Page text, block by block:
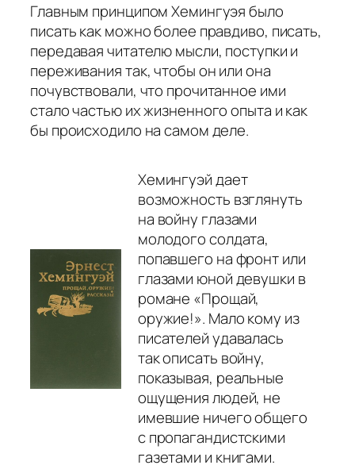
Главным принципом Хемингуэя было
писать как можно более правдиво, писать,
передавая читателю мысли, поступки и
переживания так, чтобы он или она
почувствовали, что прочитанное ими
стало частью их жизненного опыта и как
бы происходило на самом деле.
Хемингуэй дает
возможность взглянуть
на войну глазами
молодого солдата,
попавшего на фронт или
глазами юной девушки в
романе «Прощай,
оружие!». Мало кому из
писателей удавалась
так описать войну,
показывая, реальные
ощущения людей, не
имевшие ничего общего
с пропагандистскими
газетами и книгами.